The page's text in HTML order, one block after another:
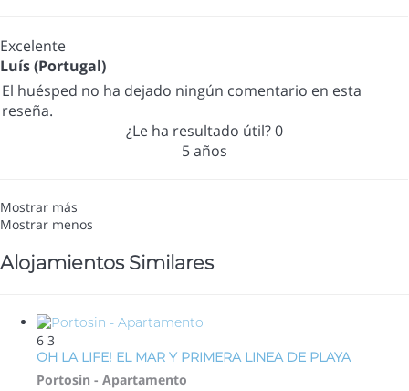
Excelente
Luís (Portugal)
El huésped no ha dejado ningún comentario en esta
reseña.
¿Le ha resultado útil?0
5 años
Mostrar más
Mostrar menos
Alojamientos Similares
6 3
OH LA LIFE! EL MAR Y PRIMERA LINEA DE PLAYA
Portosin - Apartamento